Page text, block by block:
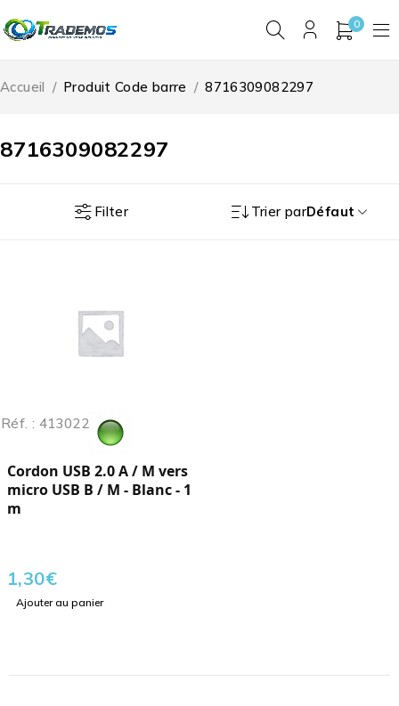
0
8716309082297
Accueil / Produit Code barre / 8716309082297
Filter Trier parDéfaut
Réf. : 413022
Cordon USB 2.0 A / M vers
micro USB B / M - Blanc - 1
m
1,30€
Ajouter au panier